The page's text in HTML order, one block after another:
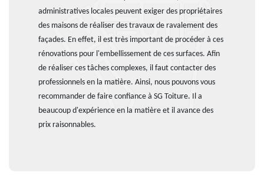
administratives locales peuvent exiger des propriétaires
des maisons de réaliser des travaux de ravalement des
façades. En effet, il est très important de procéder à ces
rénovations pour l'embellissement de ces surfaces. Afin
de réaliser ces tâches complexes, il faut contacter des
professionnels en la matière. Ainsi, nous pouvons vous
recommander de faire confiance à SG Toiture. Il a
beaucoup d'expérience en la matière et il avance des
prix raisonnables.